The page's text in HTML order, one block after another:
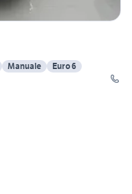
Manuale
Euro 6